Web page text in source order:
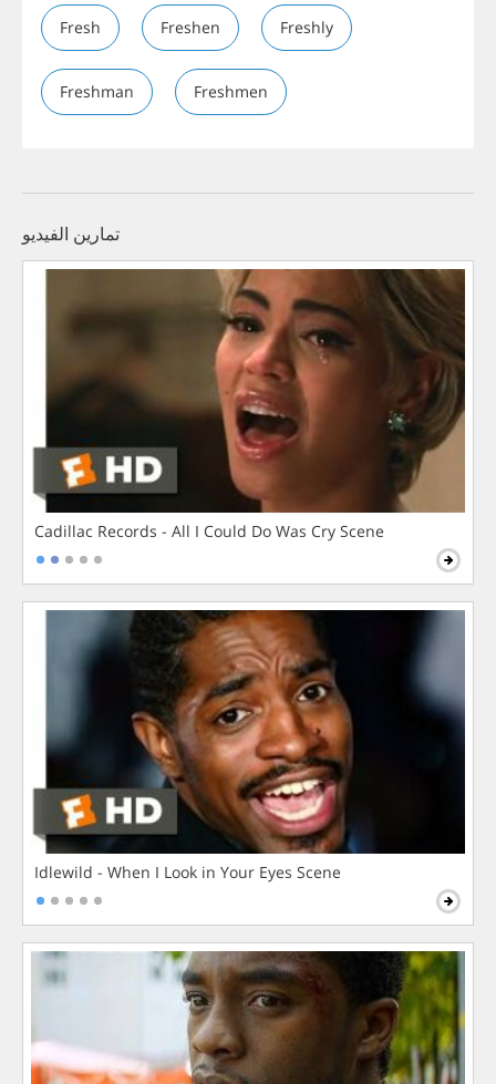
Fresh Freshen Freshly
Freshman Freshmen
تمارين الفيديو
Cadillac Records - All I Could Do Was Cry Scene
Idlewild - When I Look in Your Eyes Scene